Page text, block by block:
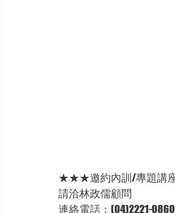
★★★邀約內訓/專題講
請洽林政儒顧問
連絡電話：(04)2221-0860